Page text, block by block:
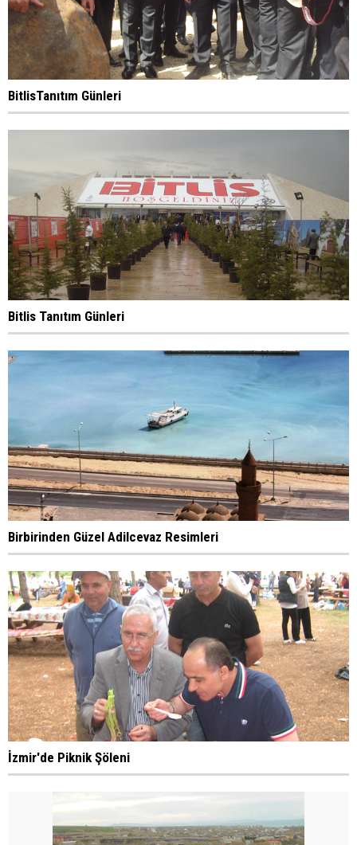
BitlisTanıtım Günleri
Bitlis Tanıtım Günleri
Birbirinden Güzel Adilcevaz Resimleri
İzmir'de Piknik Şöleni